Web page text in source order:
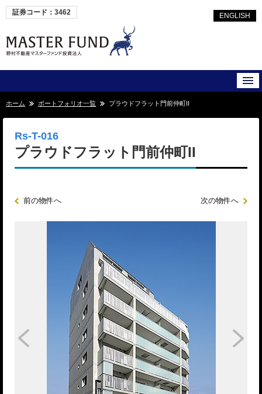
証券コード：3462 ENGLISH
ホーム ポートフォリオ一覧 プラウドフラット門前仲町II
Rs-T-016
プラウドフラット門前仲町II
前の物件へ 次の物件へ